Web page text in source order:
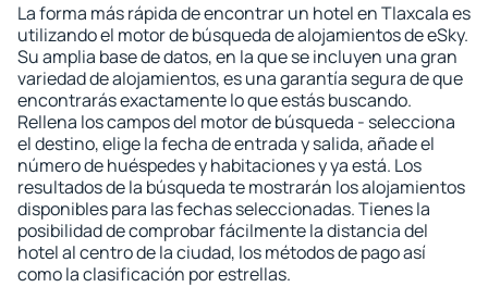
La forma más rápida de encontrar un hotel en Tlaxcala es
utilizando el motor de búsqueda de alojamientos de eSky.
Su amplia base de datos, en la que se incluyen una gran
variedad de alojamientos, es una garantía segura de que
encontrarás exactamente lo que estás buscando.
Rellena los campos del motor de búsqueda - selecciona
el destino, elige la fecha de entrada y salida, añade el
número de huéspedes y habitaciones y ya está. Los
resultados de la búsqueda te mostrarán los alojamientos
disponibles para las fechas seleccionadas. Tienes la
posibilidad de comprobar fácilmente la distancia del
hotel al centro de la ciudad, los métodos de pago así
como la clasificación por estrellas.